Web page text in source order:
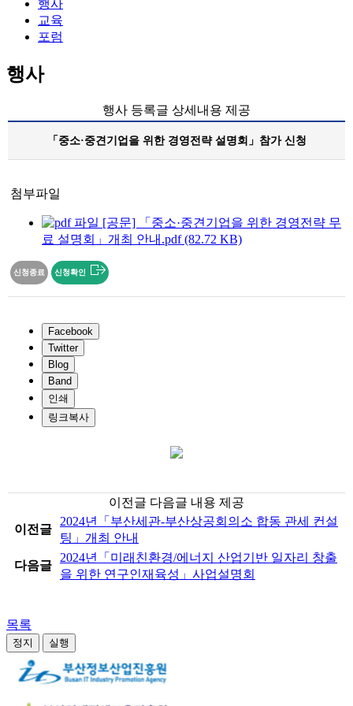
행사
교육
포럼
행사
행사 등록글 상세내용 제공
「중소·중견기업을 위한 경영전략 설명회」참가 신청
첨부파일
[공문] 「중소·중견기업을 위한 경영전략 무
료 설명회」개최 안내.pdf (82.72 KB)
신청종료 신청확인
Facebook
Twitter
Blog
Band
인쇄
링크복사
이전글 다음글 내용 제공
이전글
2024년「부산세관-부산상공회의소 합동 관세 컨설
팅」개최 안내
다음글
2024년「미래친환경/에너지 산업기반 일자리 창출
을 위한 연구인재육성」사업설명회
목록
정지 실행